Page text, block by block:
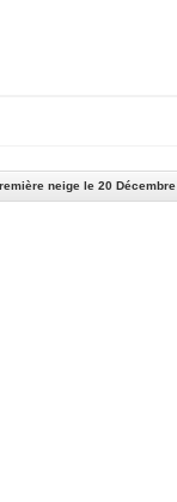
neige le 20 Décembre